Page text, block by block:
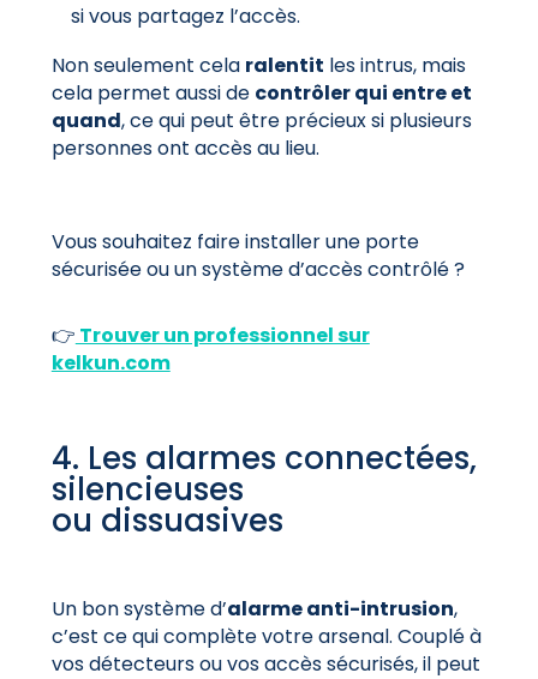
si vous partagez l’accès.
Non seulement cela ralentit les intrus, mais
cela permet aussi de contrôler qui entre et
quand, ce qui peut être précieux si plusieurs
personnes ont accès au lieu.
Vous souhaitez faire installer une porte
sécurisée ou un système d’accès contrôlé ?
👉 Trouver un professionnel sur
kelkun.com
4. Les alarmes connectées,
silencieuses
ou dissuasives
Un bon système d’alarme anti-intrusion,
c’est ce qui complète votre arsenal. Couplé à
vos détecteurs ou vos accès sécurisés, il peut